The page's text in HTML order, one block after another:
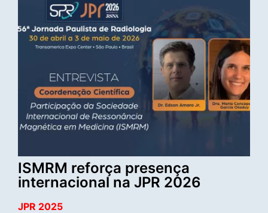
ISMRM reforça presença
internacional na JPR 2026
JPR 2025